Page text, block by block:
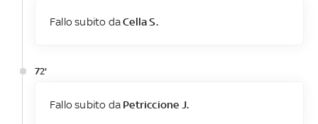
Fallo subito daCella S.
72'
Fallo subito da Petriccione J.